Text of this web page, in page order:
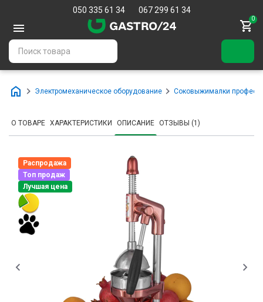
050 335 61 34 067 299 61 34
0
Электромеханическое оборудование Соковыжималки
О ТОВАРЕ ХАРАКТЕРИСТИКИ ОПИСАНИЕ ОТЗЫВЫ (1)
Распродажа
Топ продаж
Лучшая цена